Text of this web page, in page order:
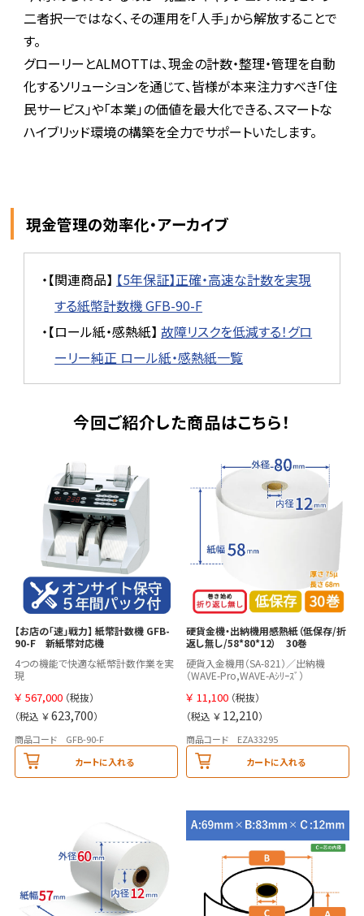
二者択一ではなく、その運用を「人手」から解放することで
す。
グローリーとALMOTTは、現金の計数・整理・管理を自動
化するソリューションを通じて、皆様が本来注力すべき「住
民サービス」や「本業」の価値を最大化できる、スマートな
ハイブリッド環境の構築を全力でサポートいたします。
現金管理の効率化・アーカイブ
・【関連商品】 【5年保証】正確・高速な計数を実現
する紙幣計数機 GFB-90-F
・【ロール紙・感熱紙】故障リスクを低減する！グロ
ーリー純正 ロール紙・感熱紙一覧
今回ご紹介した商品はこちら！
【お店の「速」戦力】 紙幣計数機 GFB-
90-F 新紙幣対応機
4つの機能で快適な紙幣計数作業を実
現
￥ 567,000 （税抜）
（税込 ￥623,700）
商品コード GFB-90-F
カートに入れる
硬貨金機・出納機用感熱紙（低保存/折
返し無し/58*80*12） 30巻
硬貨入金機用（SA-821）／出納機
（WAVE-Pro,WAVE-Aｼﾘｰｽﾞ）
￥ 11,100 （税抜）
（税込 ￥ 12,210）
商品コード EZA33295
カートに入れる